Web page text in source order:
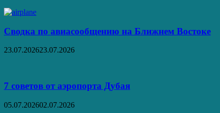
Сводка по авиасообщению на Ближнем Востоке
23.07.202623.07.2026
7 советов от аэропорта Дубая
05.07.202602.07.2026